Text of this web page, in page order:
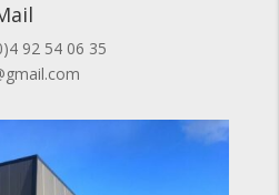
92 54 06 35